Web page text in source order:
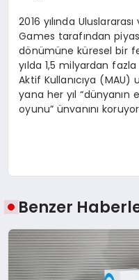
2016 yılında
Games tarafından
dönümüne küresel bir
yılda 1,5 milyardan
Aktif Kullanıcıya (MAU)
yana her yıl
oyunu” ünvanını
Benzer